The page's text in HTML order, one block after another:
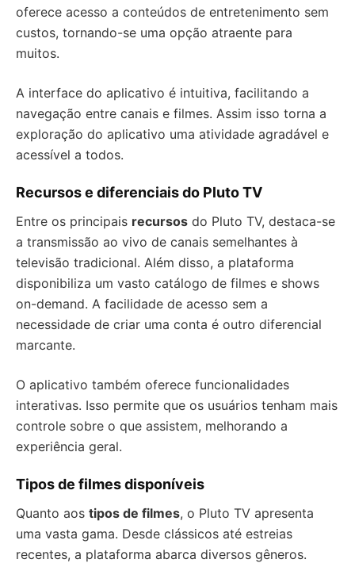
oferece acesso a conteúdos de entretenimento sem
custos, tornando-se uma opção atraente para
muitos.
A interface do aplicativo é intuitiva, facilitando a
navegação entre canais e filmes. Assim isso torna a
exploração do aplicativo uma atividade agradável e
acessível a todos.
Recursos e diferenciais do Pluto TV
Entre os principais recursos do Pluto TV, destaca-se
a transmissão ao vivo de canais semelhantes à
televisão tradicional. Além disso, a plataforma
disponibiliza um vasto catálogo de filmes e shows
on-demand. A facilidade de acesso sem a
necessidade de criar uma conta é outro diferencial
marcante.
O aplicativo também oferece funcionalidades
interativas. Isso permite que os usuários tenham mais
controle sobre o que assistem, melhorando a
experiência geral.
Tipos de filmes disponíveis
Quanto aos tipos de filmes, o Pluto TV apresenta
uma vasta gama. Desde clássicos até estreias
recentes, a plataforma abarca diversos gêneros.